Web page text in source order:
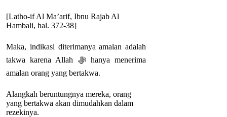
[Latho-if Al Ma’arif, Ibnu Rajab Al
Hambali, hal. 372-38]
Maka, indikasi diterimanya amalan adalah
takwa karena Allah ﷻ hanya menerima
amalan orang yang bertakwa.
Alangkah beruntungnya mereka, orang
yang bertakwa akan dimudahkan dalam
rezekinya.